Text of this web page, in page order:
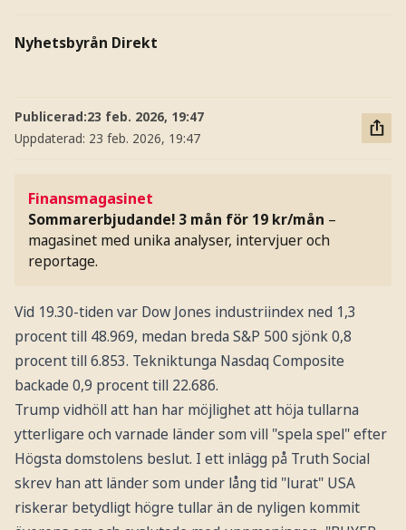
Nyhetsbyrån Direkt
Publicerad:23 feb. 2026, 19:47
Uppdaterad: 23 feb. 2026, 19:47
Finansmagasinet
Sommarerbjudande! 3 mån för 19 kr/mån –
magasinet med unika analyser, intervjuer och
reportage.
Vid 19.30-tiden var Dow Jones industriindex ned 1,3
procent till 48.969, medan breda S&P 500 sjönk 0,8
procent till 6.853. Tekniktunga Nasdaq Composite
backade 0,9 procent till 22.686.
Trump vidhöll att han har möjlighet att höja tullarna
ytterligare och varnade länder som vill "spela spel" efter
Högsta domstolens beslut. I ett inlägg på Truth Social
skrev han att länder som under lång tid "lurat" USA
riskerar betydligt högre tullar än de nyligen kommit